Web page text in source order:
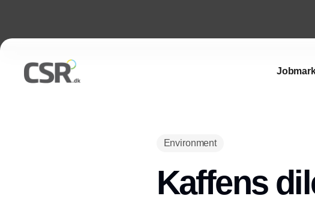
Environment
Kaffens